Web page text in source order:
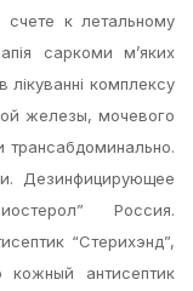
счете к летальному
саркоми м’яких
лікуванні комплексу
железы, мочевого
Дезинфицирующее
Россия.
“Стерихэнд”,
антисептик